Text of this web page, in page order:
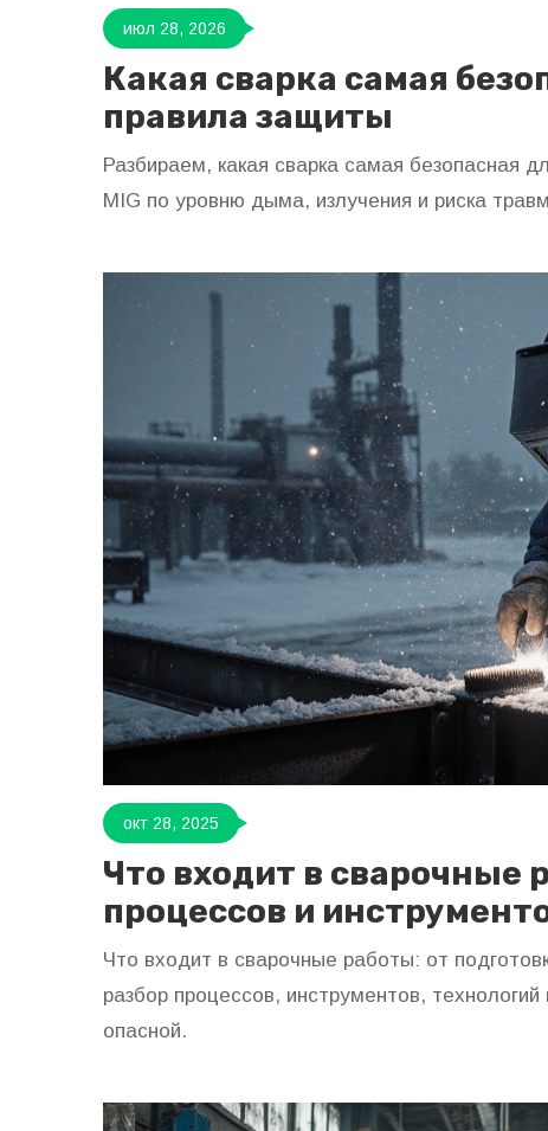
июл 28, 2026
Какая сварка самая
правила защиты
Разбираем, какая сварка самая безопасная
MIG по уровню дыма, излучения и риска
окт 28, 2025
Что входит в сварочные
процессов и
Что входит в сварочные работы: от
разбор процессов, инструментов,
опасной.